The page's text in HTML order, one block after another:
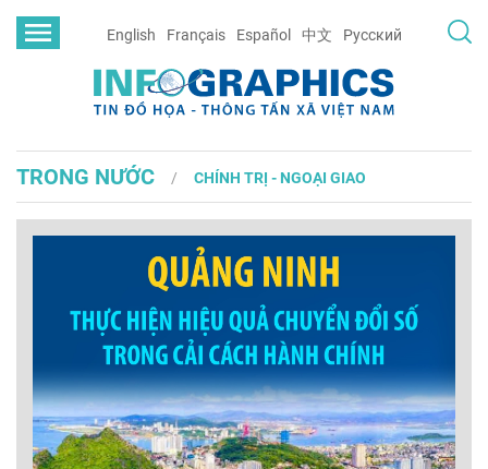
English Français Español 中文 Русский
TRONG NƯỚC CHÍNH TRỊ - NGOẠI GIAO